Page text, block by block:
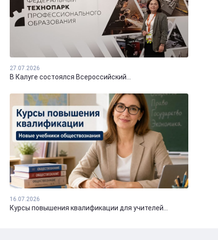
27.07.2026
В Калуге состоялся Всероссийский...
16.07.2026
Курсы повышения квалификации для учителей...